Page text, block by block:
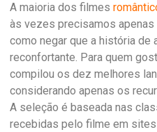
A maioria dos filmes
às vezes precisamos apenas
como negar que a história de
reconfortante. Para quem
compilou os dez melhores
considerando apenas os
A seleção é baseada nas
recebidas pelo filme em